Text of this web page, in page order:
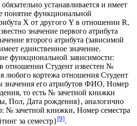
обязательно устанавливается и имеет
понятие функциональной
X от другого Y в отношении R,
значение первого атрибута
второго атрибута (зависимой
единственное значение.
функциональной зависимости:
отношении Студент известен №
любого кортежа отношения Студент
значения его атрибутов ФИО, Номер
, то есть № зачетной книжки
Дата рождения}, аналогично
№ зачетной книжки, Номер семестра
за семестр}[9].